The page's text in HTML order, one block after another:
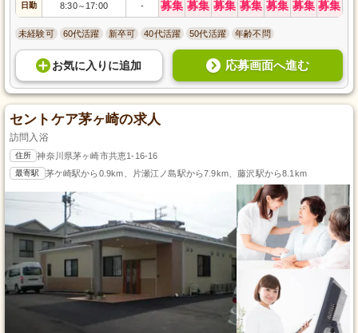
日勤 8:30～ 17:00 - 募集 募集 募集 募集 募集 募集 募集
未経験可 60代活躍 新卒可 40代活躍 50代活躍 年齢不問
お気に入り に追加 応募画面へ進む
セントケア茅ヶ崎の求人
訪問入浴
住所 神奈川県茅ヶ崎市共恵1-16-16
最寄駅 茅ケ崎駅から0.9km、片瀬江ノ島駅から7.9km、藤沢駅から8.1km